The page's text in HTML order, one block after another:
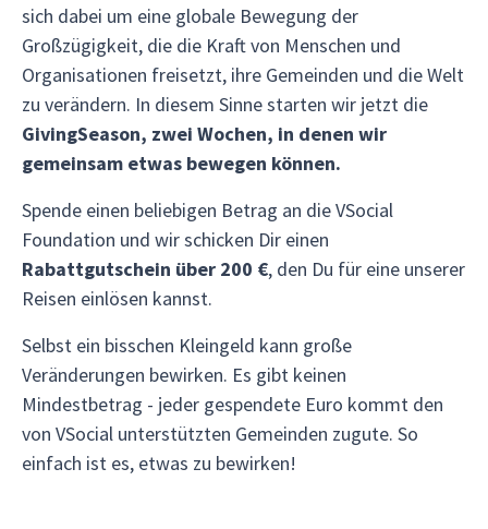
sich dabei um eine globale Bewegung der
Großzügigkeit, die die Kraft von Menschen und
Organisationen freisetzt, ihre Gemeinden und die Welt
zu verändern. In diesem Sinne starten wir jetzt die
GivingSeason, zwei Wochen, in denen wir
gemeinsam etwas bewegen können.
Spende einen beliebigen Betrag an die VSocial
Foundation und wir schicken Dir einen
Rabattgutschein über 200 €, den Du für eine unserer
Reisen einlösen kannst.
Selbst ein bisschen Kleingeld kann große
Veränderungen bewirken. Es gibt keinen
Mindestbetrag - jeder gespendete Euro kommt den
von VSocial unterstützten Gemeinden zugute. So
einfach ist es, etwas zu bewirken!